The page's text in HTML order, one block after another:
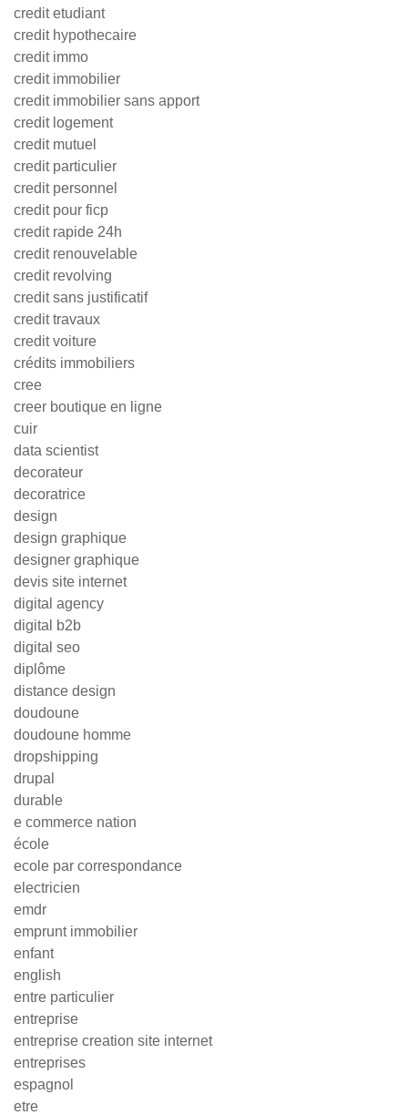
credit etudiant
credit hypothecaire
credit immo
credit immobilier
credit immobilier sans apport
credit logement
credit mutuel
credit particulier
credit personnel
credit pour ficp
credit rapide 24h
credit renouvelable
credit revolving
credit sans justificatif
credit travaux
credit voiture
crédits immobiliers
cree
creer boutique en ligne
cuir
data scientist
decorateur
decoratrice
design
design graphique
designer graphique
devis site internet
digital agency
digital b2b
digital seo
diplôme
distance design
doudoune
doudoune homme
dropshipping
drupal
durable
e commerce nation
école
ecole par correspondance
electricien
emdr
emprunt immobilier
enfant
english
entre particulier
entreprise
entreprise creation site internet
entreprises
espagnol
etre